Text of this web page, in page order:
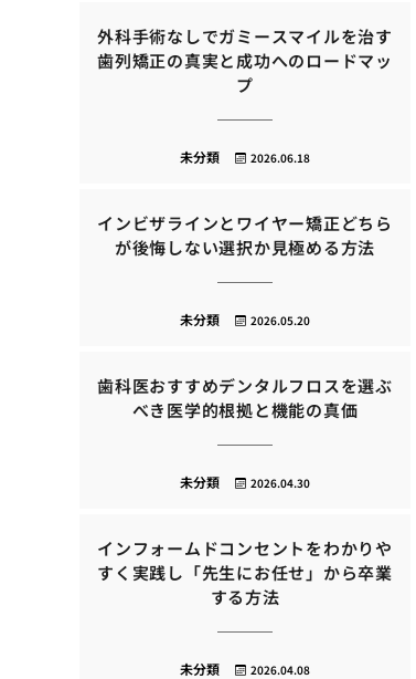
外科手術なしでガミースマイルを治す
歯列矯正の真実と成功へのロードマッ
プ
2026.06.18
未分類
インビザラインとワイヤー矯正どちら
が後悔しない選択か見極める方法
2026.05.20
未分類
歯科医おすすめデンタルフロスを選ぶ
べき医学的根拠と機能の真価
2026.04.30
未分類
インフォームドコンセントをわかりや
すく実践し「先生にお任せ」から卒業
する方法
2026.04.08
未分類